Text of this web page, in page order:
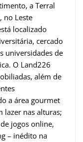
a Terral
no Leste
localizado
cercado
universidades de
O Land226
além de
a área gourmet
lazer nas alturas;
jogos online,
– inédito na